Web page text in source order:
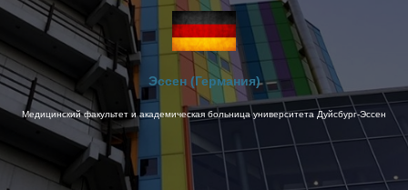
Эссен (Германия)
Медицинский факультет и академическая больница университета Дуйсбург-Эссен